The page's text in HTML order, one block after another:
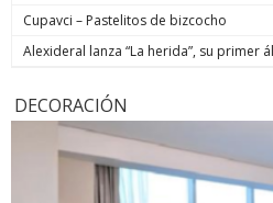
Cupavci – Pastelitos de bizcocho
Alexideral lanza “La herida”, su primer
DECORACIÓN